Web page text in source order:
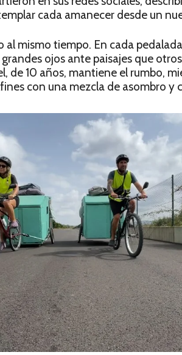
cada amanecer desde un
al mismo tiempo. En cada
ojos ante paisajes que
de 10 años, mantiene el rumbo,
con una mezcla de asombro y